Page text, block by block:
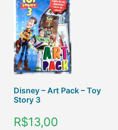
Disney – Art Pack – Toy
Story 3
R$13,00